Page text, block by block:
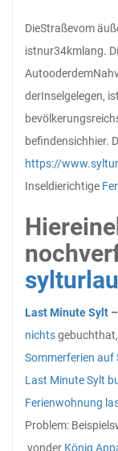
DieStraßevom
istnur34kmlang.
Autooderdem
derInselgelegen, ist
befindensichhier.
https://
Inseldierichtige
Hiereine
noch
Last Minute Sylt
nichtsgebucht
Sommerferien auf
Last Minute Sylt
Ferienwohnung
Problem:
vonder König